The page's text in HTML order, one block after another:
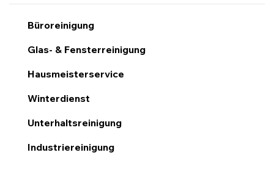
Büroreinigung
Glas- & Fensterreinigung
Hausmeisterservice
Winterdienst
Unterhaltsreinigung
Industriereinigung